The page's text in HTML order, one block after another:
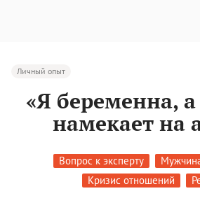
Личный опыт
«Я беременна,
намекает на
Вопрос к эксперту
Кризис отношений